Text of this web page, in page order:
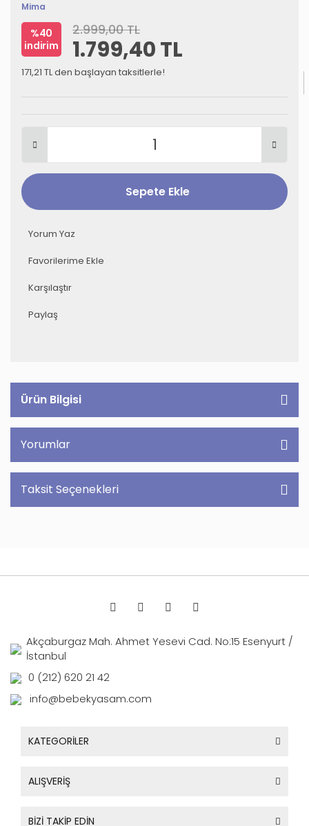
Mima
%40
indirim
2.999,00 TL
1.799,40 TL
171,21 TL den başlayan taksitlerle!
Sepete Ekle
Yorum Yaz
Karşılaştır
Paylaş
Ürün Bilgisi
Yorumlar
Taksit Seçenekleri
Akçaburgaz Mah. Ahmet Yesevi Cad. No:15 Esenyurt /
İstanbul
0 (212) 620 21 42
info@bebekyasam.com
KATEGORİLER
ALIŞVERİŞ
BİZİ TAKİP EDİN